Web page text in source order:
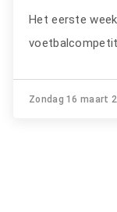
Het eerste
Zondag 16 maart